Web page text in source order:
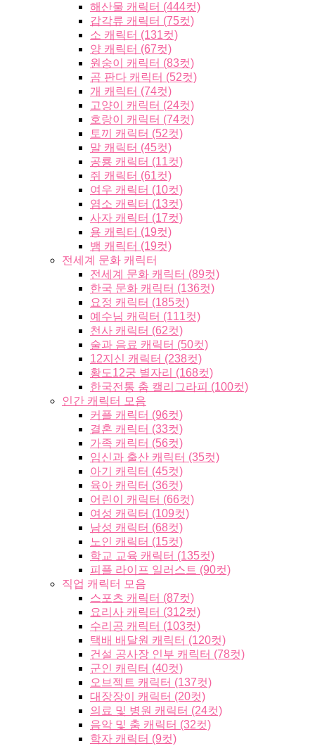
해산물 캐릭터 (444컷)
갑각류 캐릭터 (75컷)
소 캐릭터 (131컷)
양 캐릭터 (67컷)
원숭이 캐릭터 (83컷)
곰 판다 캐릭터 (52컷)
개 캐릭터 (74컷)
고양이 캐릭터 (24컷)
호랑이 캐릭터 (74컷)
토끼 캐릭터 (52컷)
말 캐릭터 (45컷)
공룡 캐릭터 (11컷)
쥐 캐릭터 (61컷)
여우 캐릭터 (10컷)
염소 캐릭터 (13컷)
사자 캐릭터 (17컷)
용 캐릭터 (19컷)
뱀 캐릭터 (19컷)
전세계 문화 캐릭터
전세계 문화 캐릭터 (89컷)
한국 문화 캐릭터 (136컷)
요정 캐릭터 (185컷)
예수님 캐릭터 (111컷)
천사 캐릭터 (62컷)
술과 음료 캐릭터 (50컷)
12지신 캐릭터 (238컷)
황도12궁 별자리 (168컷)
한국전통 춤 캘리그라피 (100컷)
인간 캐릭터 모음
커플 캐릭터 (96컷)
결혼 캐릭터 (33컷)
가족 캐릭터 (56컷)
임신과 출산 캐릭터 (35컷)
아기 캐릭터 (45컷)
육아 캐릭터 (36컷)
어린이 캐릭터 (66컷)
여성 캐릭터 (109컷)
남성 캐릭터 (68컷)
노인 캐릭터 (15컷)
학교 교육 캐릭터 (135컷)
피플 라이프 일러스트 (90컷)
직업 캐릭터 모음
스포츠 캐릭터 (87컷)
요리사 캐릭터 (312컷)
수리공 캐릭터 (103컷)
택배 배달원 캐릭터 (120컷)
건설 공사장 인부 캐릭터 (78컷)
군인 캐릭터 (40컷)
오브젝트 캐릭터 (137컷)
대장장이 캐릭터 (20컷)
의료 및 병원 캐릭터 (24컷)
음악 및 춤 캐릭터 (32컷)
학자 캐릭터 (9컷)